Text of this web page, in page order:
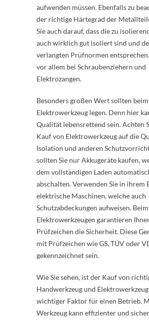
aufwenden müssen. Ebenfalls zu
der richtige Härtegrad der
Sie auch darauf, dass die zu
auch wirklich gut isoliert sind und
verlangten Prüfnormen
vor allem bei Schraubenziehern und
Elektrozangen.
Besonders großen Wert sollten
Elektrowerkzeug legen. Denn hier
Qualität lebensrettend sein. Achten
Kauf von Elektrowerkzeug auf die
Isolation und anderen
sollten Sie nur Akkugeräte kaufen,
dem vollständigen Laden
abschalten. Verwenden Sie in ihrem
elektrische Maschinen, welche auch
Schutzabdeckungen aufweisen.
Elektrowerkzeugen garantieren
Prüfzeichen die Sicherheit. Diese
mit Prüfzeichen wie GS, TÜV oder
gekennzeichnet sein.
Wie Sie sehen, ist der Kauf von
Handwerkzeug und
wichtiger Faktor für einen Betrieb.
Werkzeug kann effizienter und